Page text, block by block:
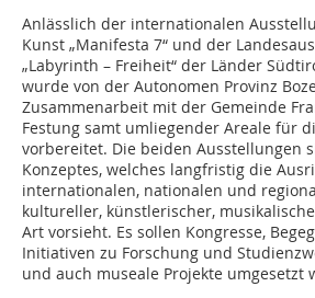
Anlässlich der internationalen
Kunst „Manifesta 7“ und der
„Labyrinth – Freiheit“ der Länder
wurde von der Autonomen Provinz
Zusammenarbeit mit der Gemeinde
Festung samt umliegender Areale für
vorbereitet. Die beiden Ausstellungen
Konzeptes, welches langfristig die
internationalen, nationalen und
kultureller, künstlerischer,
Art vorsieht. Es sollen Kongresse,
Initiativen zu Forschung und
und auch museale Projekte umgesetzt